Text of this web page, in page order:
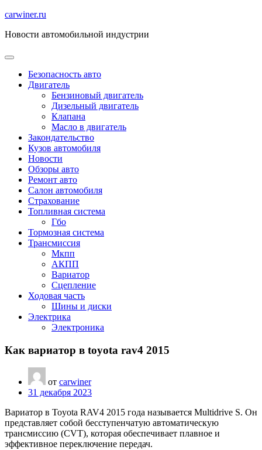
Перейти
содержимому
carwiner.ru
Новости автомобильной индустрии
Безопасность авто
Двигатель
Бензиновый двигатель
Дизельный двигатель
Клапана
Масло в двигатель
Закондательство
Кузов автомобиля
Новости
Обзоры авто
Ремонт авто
Салон автомобиля
Страхование
Топливная система
Гбо
Тормозная система
Трансмиссия
Мкпп
АКПП
Вариатор
Сцепление
Ходовая часть
Шины и диски
Электрика
Электроника
Как вариатор в toyota rav4 2015
от carwiner
31 декабря 2023
Вариатор в Toyota RAV4 2015 года называется Multidrive S. Он
представляет собой бесступенчатую автоматическую
трансмиссию (CVT), которая обеспечивает плавное и
эффективное переключение передач.